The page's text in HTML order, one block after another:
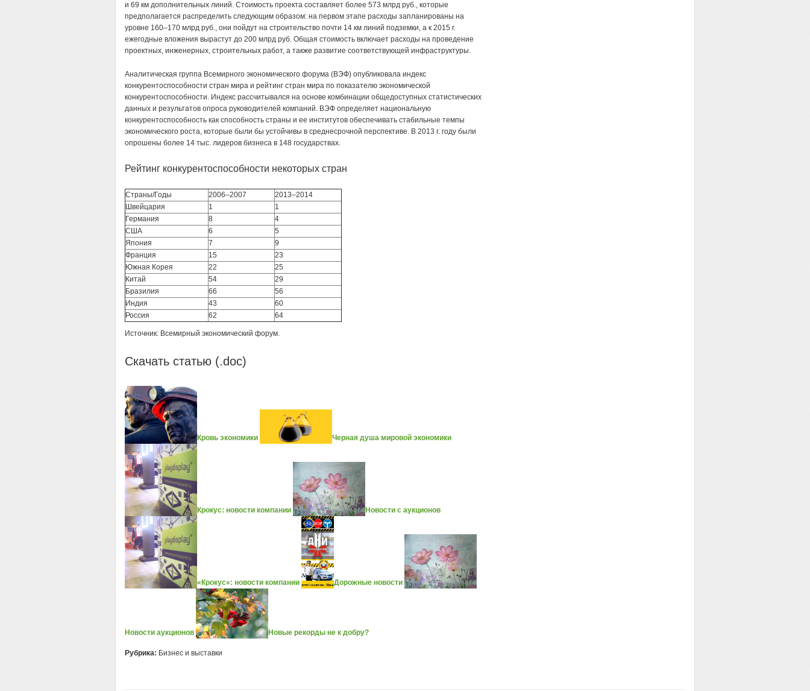
и 69 км дополнительных линий. Стоимость проекта составляет более 573 млрд руб., которые
предполагается распределить следующим образом: на первом этапе расходы запланированы на
уровне 160–170 млрд руб., они пойдут на строительство почти 14 км линий подземки, а к 2015 г.
ежегодные вложения вырастут до 200 млрд руб. Общая стоимость включает расходы на проведение
проектных, инженерных, строительных работ, а также развитие соответствующей инфраструктуры.
Аналитическая группа Всемирного экономического форума (ВЭФ) опубликовала индекс
конкурентоспособности стран мира и рейтинг стран мира по показателю экономической
конкурентоспособности. Индекс рассчитывался на основе комбинации общедоступных статистических
данных и результатов опроса руководителей компаний. ВЭФ определяет национальную
конкурентоспособность как способность страны и ее институтов обеспечивать стабильные темпы
экономического роста, которые были бы устойчивы в среднесрочной перспективе. В 2013 г. году были
опрошены более 14 тыс. лидеров бизнеса в 148 государствах.
Рейтинг конкурентоспособности некоторых стран
Страны/Годы 2006–2007
2013–2014
Швейцария
1
1
Германия
8
4
США
6
5
Япония
7
9
Франция
15
23
Южная Корея
22
25
Китай
54
29
Бразилия
66
56
Индия
43
60
Россия
62 64
Источник: Всемирный экономический форум.
Скачать статью (.doc)
Кровь экономики Черная душа мировой экономики
Крокус: новости компании Новости с аукционов
«Крокус»: новости компании Дорожные новости
Новости аукционов Новые рекорды не к добру?
Рубрика: Бизнес и выставки